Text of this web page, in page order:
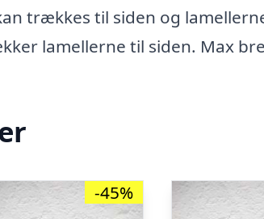
trækkes til siden og
lamellerne til siden. Max
-45%